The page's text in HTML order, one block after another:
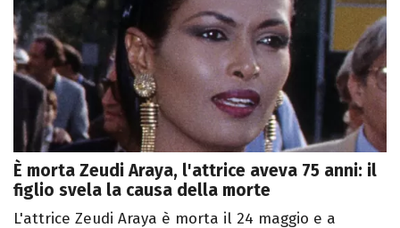
È morta Zeudi Araya, l'attrice aveva 75 anni: il
figlio svela la causa della morte
L'attrice Zeudi Araya è morta il 24 maggio e a